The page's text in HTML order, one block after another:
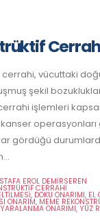
cerrahi, vücuttaki
şekil
işlemleri
kanser
gördüğü
EROL DEMİRSEREN
CERRAHI
, DOKU ONARIMI, EL
ONARIM, MEME
YARALANMA ONARIMI, YÜZ